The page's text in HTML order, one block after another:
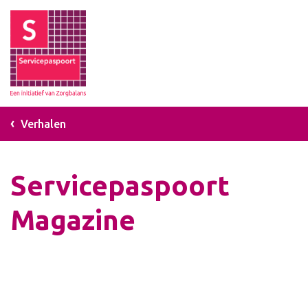
Verhalen
Servicepaspoort
Magazine